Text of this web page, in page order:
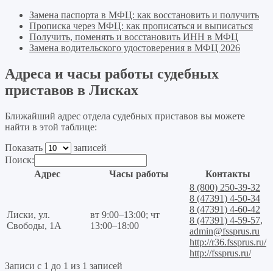
Замена паспорта в МФЦ: как восстановить и получить
Прописка через МФЦ: как прописаться и выписаться
Получить, поменять и восстановить ИНН в МФЦ
Замена водительского удостоверения в МФЦ 2026
Адреса и часы работы судебных
приставов в Лисках
Ближайший адрес отдела судебных приставов вы можете
найти в этой таблице:
Показать
записей
Поиск:
Адрес
Часы работы Контакты
Лиски, ул.
Свободы, 1А
вт 9:00–13:00; чт
13:00–18:00
8 (800) 250-39-32
8 (47391) 4-50-34
8 (47391) 4-60-42
8 (47391) 4-59-57,
admin@fssprus.ru
http://r36.fssprus.ru/
http://fssprus.ru/
Записи с 1 до 1 из 1 записей